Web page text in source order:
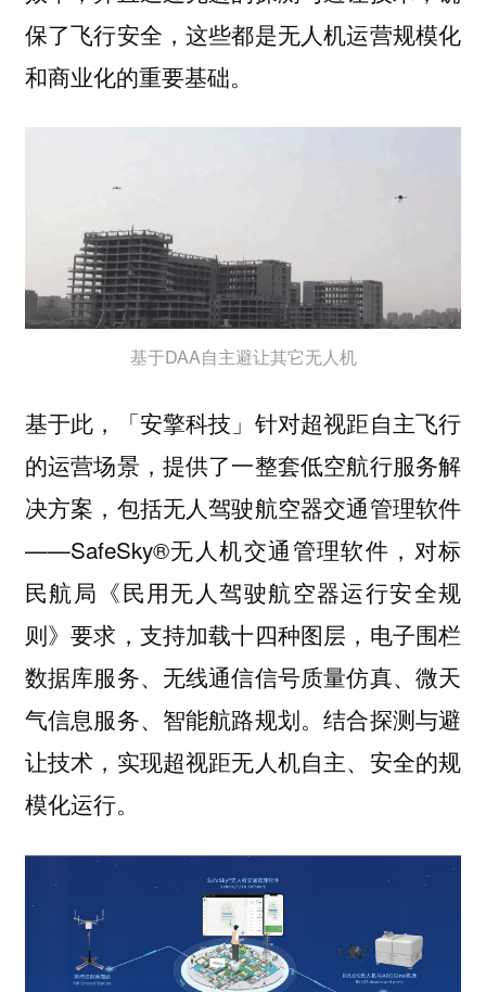
保了飞行安全，这些都是无人机运营规模化
和商业化的重要基础。
基于DAA自主避让其它无人机
基于此，「安擎科技」针对超视距自主飞行
的运营场景，提供了一整套低空航行服务解
决方案，包括无人驾驶航空器交通管理软件
——SafeSky®无人机交通管理软件，对标
民航局《民用无人驾驶航空器运行安全规
则》要求，支持加载十四种图层，电子围栏
数据库服务、无线通信信号质量仿真、微天
气信息服务、智能航路规划。结合探测与避
让技术，实现超视距无人机自主、安全的规
模化运行。